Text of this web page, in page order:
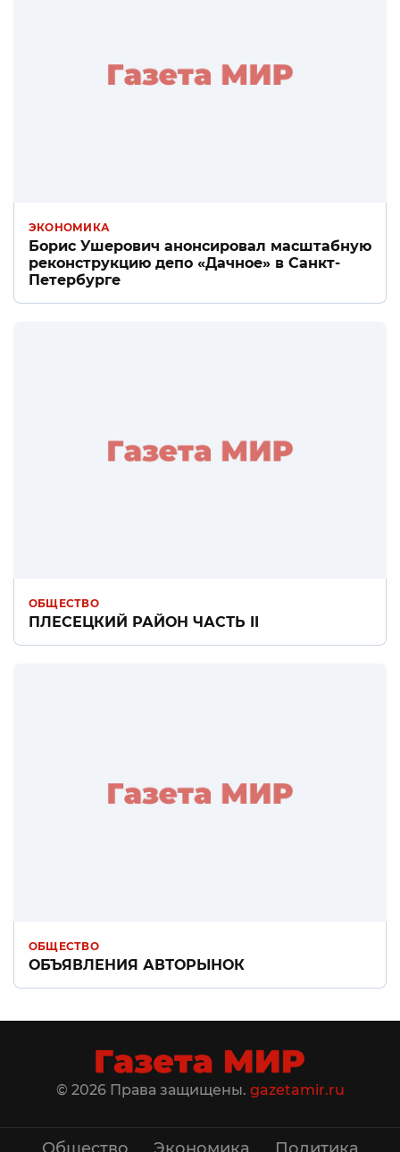
ЭКОНОМИКА
Борис Ушерович анонсировал масштабную
реконструкцию депо «Дачное» в Санкт-
Петербурге
ОБЩЕСТВО
ПЛЕСЕЦКИЙ РАЙОН ЧАСТЬ II
ОБЩЕСТВО
ОБЪЯВЛЕНИЯ АВТОРЫНОК
© 2026 Права защищены. gazetamir.ru